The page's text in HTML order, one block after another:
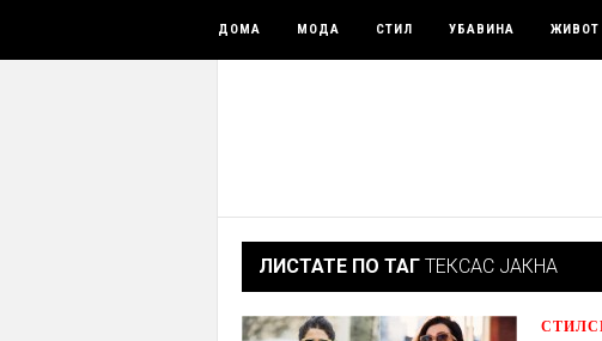
ДОМА МОДА СТИЛ УБАВИНА ЖИВОТ
ЛИСТАТЕ ПО ТАГ ТЕКСАС ЈАКНА